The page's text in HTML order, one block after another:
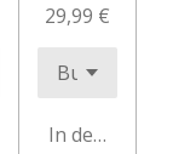
29,99 €
In den